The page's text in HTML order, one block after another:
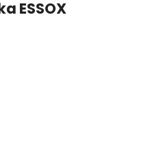
ESSOX